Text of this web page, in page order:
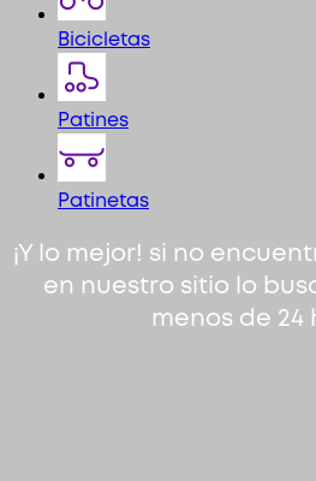
Bicicletas
Patines
Patinetas
¡Y lo mejor! si no
en nuestro sitio lo
menos de 24